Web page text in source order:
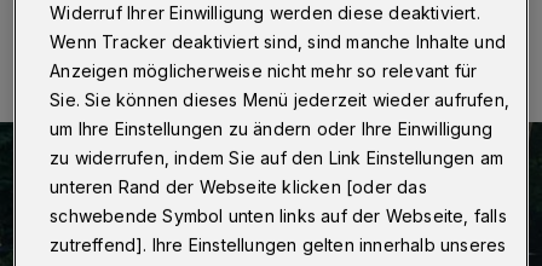
07.11.2023 , 13:21 Uhr Eine Minute Lesezeit
Widerruf Ihrer Einwilligung werden diese deaktiviert.
Wenn Tracker deaktiviert sind, sind manche Inhalte und
Anzeigen möglicherweise nicht mehr so relevant für
Sie. Sie können dieses Menü jederzeit wieder aufrufen,
um Ihre Einstellungen zu ändern oder Ihre Einwilligung
zu widerrufen, indem Sie auf den Link Einstellungen am
unteren Rand der Webseite klicken [oder das
schwebende Symbol unten links auf der Webseite, falls
zutreffend]. Ihre Einstellungen gelten innerhalb unseres